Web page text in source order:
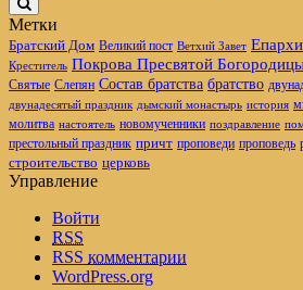
Метки
Братский Дом Великий пост Ветхий Завет
Креститель Покрова Пресвятой
Святые Слепян Состав братства братство
двунадесятый праздник дымский монастырь история
молитва настоятель новомученники поздравление
престольный праздник причт проповеди проповедь
строительство церковь
Управление
Войти
RSS
RSS комментарии
WordPress.org